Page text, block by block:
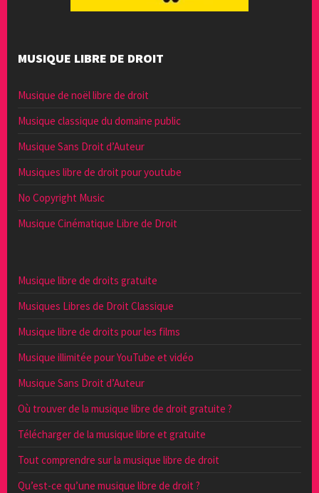
MUSIQUE LIBRE DE DROIT
Musique de noël libre de droit
Musique classique du domaine public
Musique Sans Droit d’Auteur
Musiques libre de droit pour youtube
No Copyright Music
Musique Cinématique Libre de Droit
Musique libre de droits gratuite
Musiques Libres de Droit Classique
Musique libre de droits pour les films
Musique illimitée pour YouTube et vidéo
Musique Sans Droit d’Auteur
Où trouver de la musique libre de droit gratuite ?
Télécharger de la musique libre et gratuite
Tout comprendre sur la musique libre de droit
Qu’est-ce qu’une musique libre de droit ?